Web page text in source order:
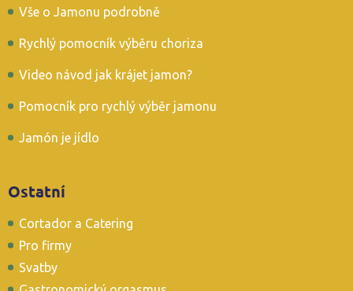
Vše o Jamonu podrobně
Rychlý pomocník výběru choriza
Video návod jak krájet jamon?
Pomocník pro rychlý výběr jamonu
Jamón je jídlo
Ostatní
Cortador a Catering
Pro firmy
Svatby